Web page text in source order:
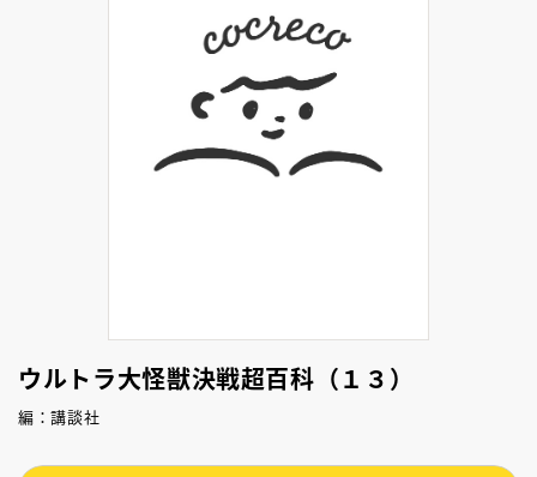
ウルトラ大怪獣決戦超百科（１３）
編：講談社